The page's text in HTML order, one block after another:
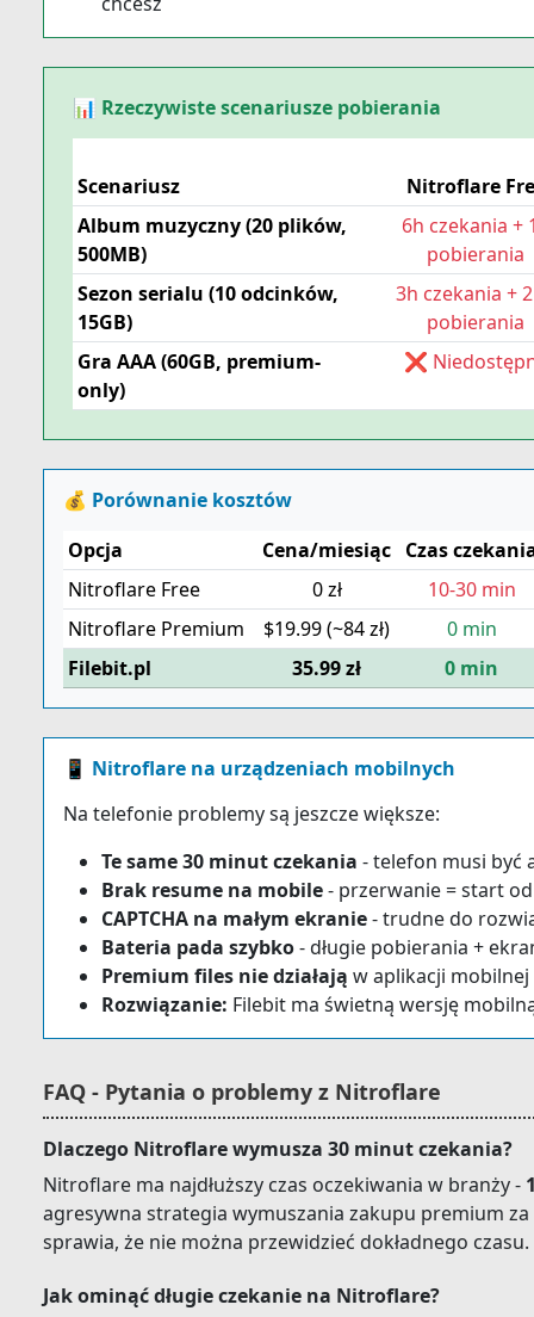
📊 Rzeczywiste scenariusze pobierania
Scenariusz
Nitroflare
Album muzyczny (20 plików,
500MB)
6h czekania +
pobierania
Sezon serialu (10 odcinków,
15GB)
3h czekania +
pobierania
Gra AAA (60GB, premium-
only)
❌
💰 Porównanie kosztów
Opcja
Cena/miesiąc Czas
Nitroflare Free
0 zł
10-30 min
Nitroflare Premium
$19.99 (~84 zł)
0 min
Filebit.pl
35.99 zł 0 min
📱 Nitroflare na urządzeniach mobilnych
Na telefonie problemy są jeszcze większe:
Te same 30 minut czekania - telefon musi być
Brak resume na mobile- przerwanie = start
CAPTCHA na małym ekranie- trudne do
Bateria pada szybko- długie pobierania +
Premium files nie działają w aplikacji mobilnej
Rozwiązanie: Filebit ma świetną wersję
FAQ - Pytania o problemy z Nitroflare
Dlaczego Nitroflare wymusza 30 minut czekania?
Nitroflare ma najdłuższy czas oczekiwania w branży -
agresywna strategia wymuszania zakupu premium
sprawia, że nie można przewidzieć dokładnego czasu.
Jak ominąć długie czekanie na Nitroflare?